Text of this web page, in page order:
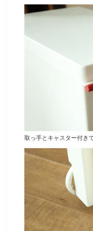
取っ手とキャスター付き